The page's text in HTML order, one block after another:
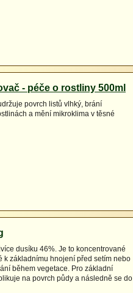
- péče o rostliny 500ml
povrch listů vlhký, brání
a mění mikroklima v těsné
dusíku 46%. Je to koncentrované
k základnímu hnojení před setím nebo
během vegetace. Pro základní
na povrch půdy a následně se do